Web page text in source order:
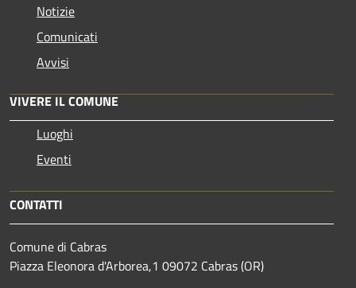
Notizie
Comunicati
Avvisi
VIVERE IL COMUNE
Luoghi
Eventi
CONTATTI
Comune di Cabras
Piazza Eleonora d'Arborea,1 09072 Cabras (OR)